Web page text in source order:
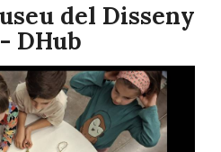
del Disseny
DHub